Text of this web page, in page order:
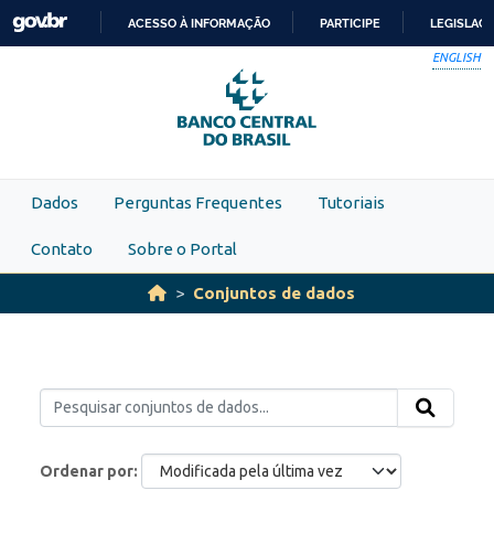
Skip to main content
PARA
O
CONTEÚDO
ACESSO À INFORMAÇÃO PARTICIPE
ENGLISH
Dados Perguntas Frequentes Tutoriais
Contato Sobre o Portal
Conjuntos de dados
Ordenar por